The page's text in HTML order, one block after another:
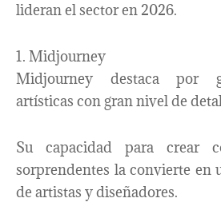
lideran el sector en 2026.
1. Midjourney
Midjourney destaca por
artísticas con gran nivel de
Su capacidad para crear
sorprendentes la convierte en
de artistas y diseñadores.